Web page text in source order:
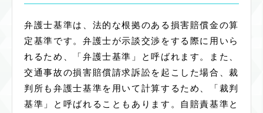
弁護士基準は、法的な根拠のある損害賠償金の算
定基準です。弁護士が示談交渉をする際に用いら
れるため、「弁護士基準」と呼ばれます。また、
交通事故の損害賠償請求訴訟を起こした場合、裁
判所も弁護士基準を用いて計算するため、「裁判
基準」と呼ばれることもあります。自賠責基準と